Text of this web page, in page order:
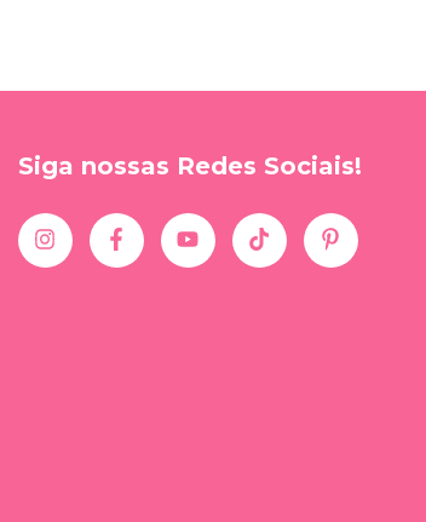
Siga nossas Redes Sociais!